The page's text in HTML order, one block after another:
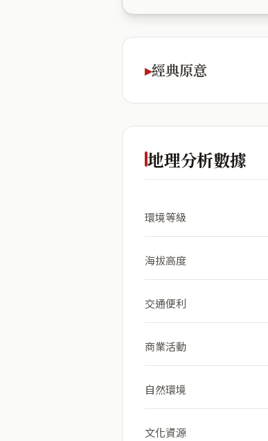
經典原意
地理分析數據
環境等級
海拔高度
交通便利
商業活動
自然環境
文化資源